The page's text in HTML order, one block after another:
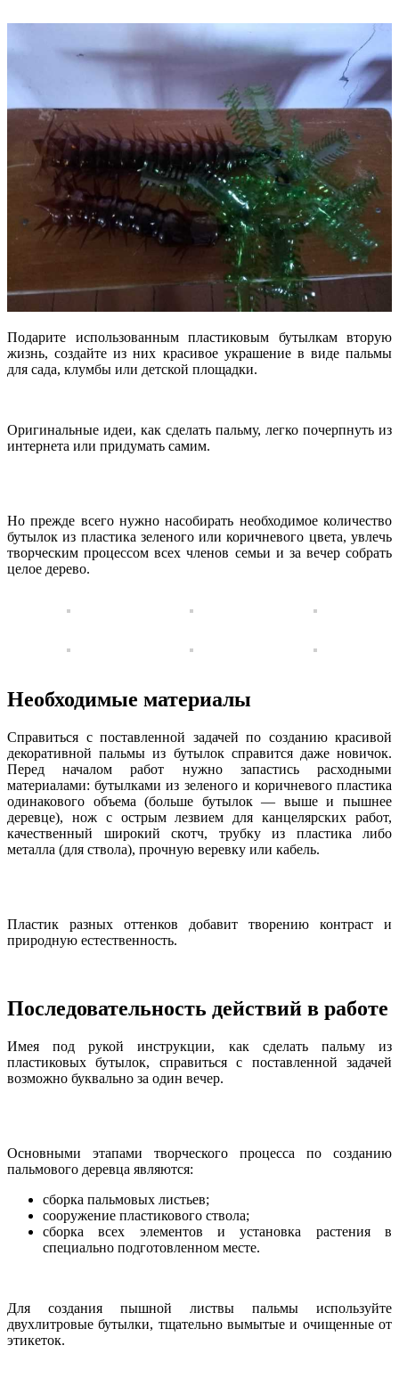
Подарите использованным пластиковым бутылкам вторую
жизнь, создайте из них красивое украшение в виде пальмы
для сада, клумбы или детской площадки.
Оригинальные идеи, как сделать пальму, легко почерпнуть из
интернета или придумать самим.
Но прежде всего нужно насобирать необходимое количество
бутылок из пластика зеленого или коричневого цвета, увлечь
творческим процессом всех членов семьи и за вечер собрать
целое дерево.
Необходимые материалы
Справиться с поставленной задачей по созданию красивой
декоративной пальмы из бутылок справится даже новичок.
Перед началом работ нужно запастись расходными
материалами: бутылками из зеленого и коричневого пластика
одинакового объема (больше бутылок — выше и пышнее
деревце), нож с острым лезвием для канцелярских работ,
качественный широкий скотч, трубку из пластика либо
металла (для ствола), прочную веревку или кабель.
Пластик разных оттенков добавит творению контраст и
природную естественность.
Последовательность действий в работе
Имея под рукой инструкции, как сделать пальму из
пластиковых бутылок, справиться с поставленной задачей
возможно буквально за один вечер.
Основными этапами творческого процесса по созданию
пальмового деревца являются:
сборка пальмовых листьев;
сооружение пластикового ствола;
сборка всех элементов и установка растения в
специально подготовленном месте.
Для создания пышной листвы пальмы используйте
двухлитровые бутылки, тщательно вымытые и очищенные от
этикеток.